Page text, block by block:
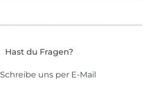
Hast du Fragen?
Schreibe uns per E-Mail